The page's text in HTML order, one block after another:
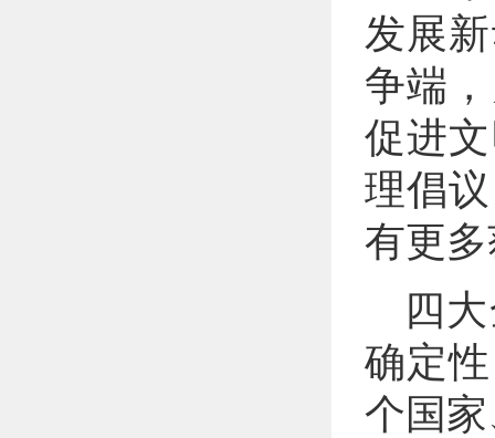
发展
争端
促进
理倡
有更
四
确定
个国